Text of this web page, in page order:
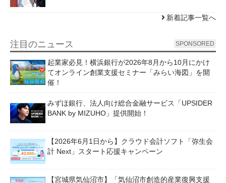
新着記事一覧へ
注目のニュース SPONSORED
起業家必見！横浜銀行が2026年8月から10月にかけ
てオンライン創業支援セミナー「みらい海図」を開
催！
みずほ銀行、法人向け総合金融サービス「UPSIDER
BANK by MIZUHO」提供開始！
【2026年6月1日から】クラウド会計ソフト「弥生会
計 Next」スタート応援キャンペーン
【宮城県気仙沼市】「気仙沼市創造的産業復興支援